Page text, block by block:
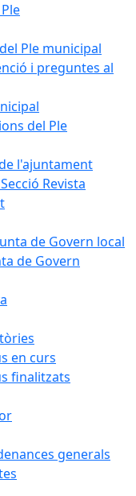
Ple municipal
i preguntes al
del Ple
l'ajuntament
Revista
de Govern local
de Govern
en curs
finalitzats
generals